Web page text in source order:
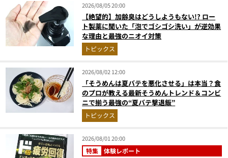
2026/08/05 20:00
【絶望的】加齢臭はどうしようもない!? ロー
ト製薬に聞いた「泡でゴシゴシ洗い」が逆効果
な理由と最強のニオイ対策
トピックス
2026/08/02 12:00
「そうめんは夏バテを悪化させる」は本当？食
のプロが教える最新そうめんトレンド＆コンビ
ニで揃う最強の“夏バテ撃退飯”
トピックス
2026/08/01 20:00
特集 体験レポート